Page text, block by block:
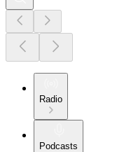
Radio
Podcasts